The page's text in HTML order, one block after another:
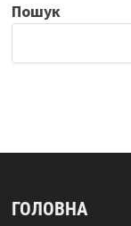
Пошук
ГОЛОВНА